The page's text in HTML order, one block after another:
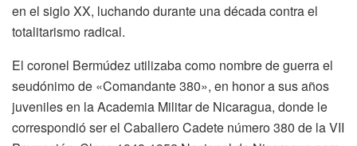
en el siglo XX, luchando durante una década contra el
totalitarismo radical.
El coronel Bermúdez utilizaba como nombre de guerra el
seudónimo de «Comandante 380», en honor a sus años
juveniles en la Academia Militar de Nicaragua, donde le
correspondió ser el Caballero Cadete número 380 de la VII